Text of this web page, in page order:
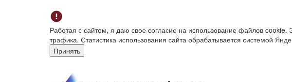
Работая с сайтом, я даю свое согласие на использование файлов
трафика. Статистика использования сайта обрабатывается системой
Принять